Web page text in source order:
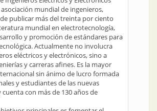
asociación mundial de ingenieros,
publicar más del treinta por ciento
mundial en electrotecnología,
y promoción de estándares para
Actualmente no involucra
eléctricos y electrónicos, sino a
y carreras afines. Es la mayor
sin ánimo de lucro formada
y estudiantes de las nuevas
con más de 130 años de